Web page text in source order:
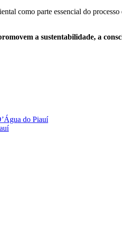
como parte essencial do
a sustentabilidade, a
do Piauí